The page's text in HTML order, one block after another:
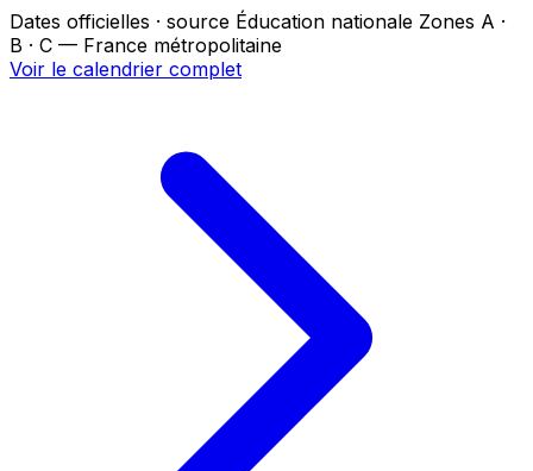
Dates officielles · source Éducation nationale Zones A ·
B · C — France métropolitaine
Voir le calendrier complet